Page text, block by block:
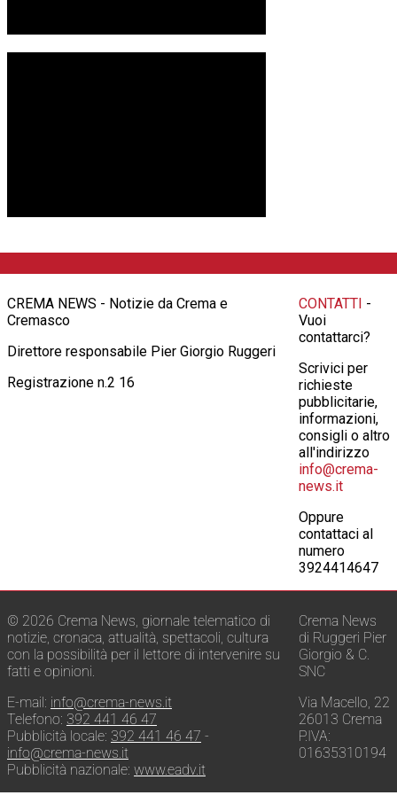
CREMA NEWS - Notizie da Crema e
Cremasco
Direttore responsabile Pier Giorgio Ruggeri
Registrazione n.2 16
CONTATTI -
Vuoi
contattarci?
Scrivici per
richieste
pubblicitarie,
informazioni,
consigli o altro
all'indirizzo
info@crema-
news.it
Oppure
contattaci al
numero
3924414647
© 2026 Crema News, giornale telematico di
notizie, cronaca, attualità, spettacoli, cultura
con la possibilità per il lettore di intervenire su
fatti e opinioni.
E-mail: info@crema-news.it
Telefono: 392 441 46 47
Pubblicità locale: 392 441 46 47 -
info@crema-news.it
Pubblicità nazionale: www.eadv.it
Crema News
di Ruggeri Pier
Giorgio & C.
SNC
Via Macello, 22
26013 Crema
P.IVA:
01635310194